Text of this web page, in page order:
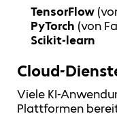
TensorFlow
PyTorch (von
Scikit-learn
Cloud-
Viele KI-
Plattformen